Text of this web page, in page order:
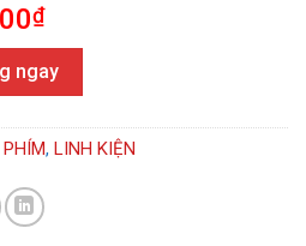
₫Giá
hiện
tại
là:
650.000₫.
White số lượng
ngay
, LINH KIỆN